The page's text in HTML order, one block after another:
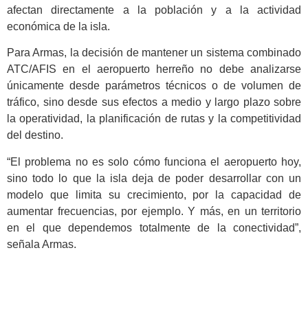
afectan directamente a la población y a la actividad
económica de la isla.
Para Armas, la decisión de mantener un sistema combinado
ATC/AFIS en el aeropuerto herreño no debe analizarse
únicamente desde parámetros técnicos o de volumen de
tráfico, sino desde sus efectos a medio y largo plazo sobre
la operatividad, la planificación de rutas y la competitividad
del destino.
“El problema no es solo cómo funciona el aeropuerto hoy,
sino todo lo que la isla deja de poder desarrollar con un
modelo que limita su crecimiento, por la capacidad de
aumentar frecuencias, por ejemplo. Y más, en un territorio
en el que dependemos totalmente de la conectividad”,
señala Armas.